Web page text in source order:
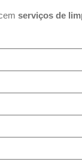
serviços de